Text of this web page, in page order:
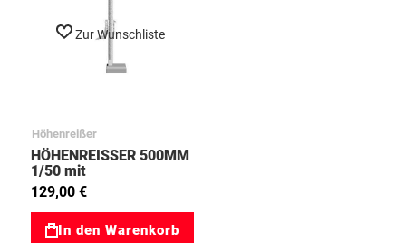
Zur Wunschliste
Höhenreißer
HÖHENREISSER 500MM
1/50 mit
Feineinstellung
90273104
129,00 €
In den Warenkorb